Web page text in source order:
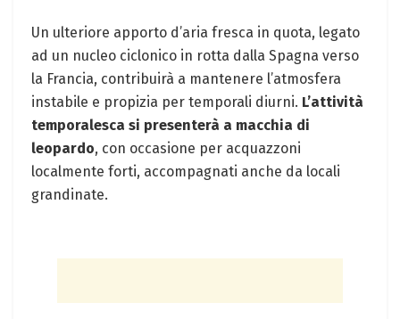
Un ulteriore apporto d’aria fresca in quota, legato
ad un nucleo ciclonico in rotta dalla Spagna verso
la Francia, contribuirà a mantenere l’atmosfera
instabile e propizia per temporali diurni. L’attività
temporalesca si presenterà a macchia di
leopardo, con occasione per acquazzoni
localmente forti, accompagnati anche da locali
grandinate.